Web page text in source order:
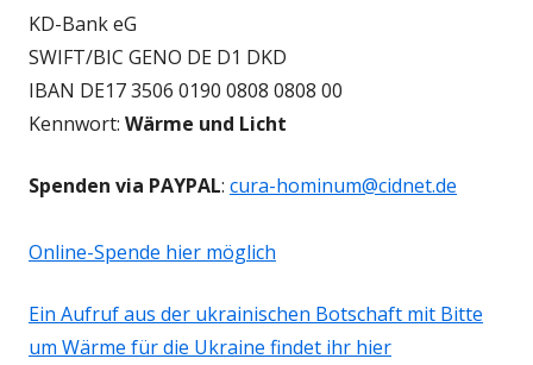
KD-Bank eG
SWIFT/BIC GENO DE D1 DKD
IBAN DE17 3506 0190 0808 0808 00
Kennwort: Wärme und Licht
Spenden via PAYPAL: cura-hominum@cidnet.de
Online-Spende hier möglich
Ein Aufruf aus der ukrainischen Botschaft mit Bitte
um Wärme für die Ukraine findet ihr hier